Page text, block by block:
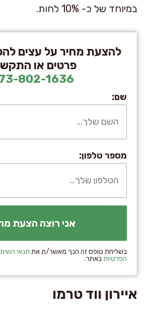
במיוחד של כ- 10% לחות.
להצעת מחיר על עצים
פרטים או
802-1636
שם:
מספר טלפון:
בשליחת טופס זה הנך מאשר/ת את תנאי
הפרטיותבאתר.
איירון ווד טרמו